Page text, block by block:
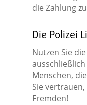
die Zahlung
Die Polizei
Nutzen Sie
Menschen,
Sie
Fremden!